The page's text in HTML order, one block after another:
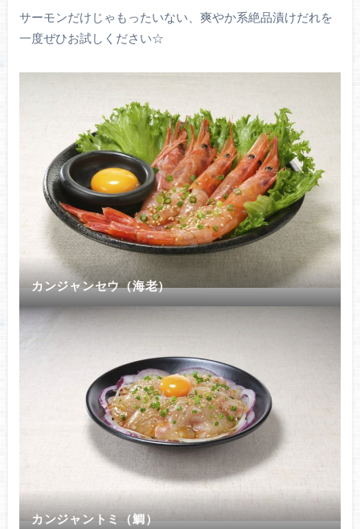
サーモンだけじゃもったいない、爽やか系絶品漬けだれを
一度ぜひお試しください☆
カンジャンセウ（海老）
カンジャントミ（鯛）